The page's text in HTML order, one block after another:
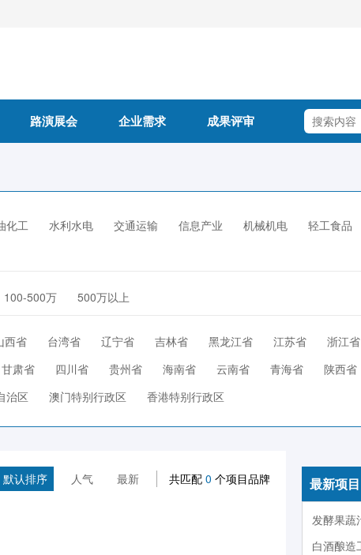
路演展会 企业需求 成果评审
化工 水利水电 交通运输 信息产业 机械机电 轻工食品
100-500万 500万以上
西省 台湾省 辽宁省 吉林省 黑龙江省 江苏省 浙江省
甘肃省 四川省 贵州省 海南省 云南省 青海省 陕西省
治区 澳门特别行政区 香港特别行政区
默认排序 人气 最新 共匹配 0 个项目品牌 最新项目